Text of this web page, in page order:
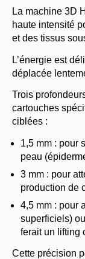
La machine 3D
haute intensité
et des tissus
L’énergie est
déplacée
Trois
cartouches
ciblées :
1,5 mm : pour
peau
3 mm : pour
production de
4,5 mm : pour
superficiels)
ferait un lifting
Cette précision